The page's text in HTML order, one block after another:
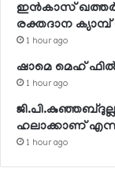
ഇന്‍കാസ് ഖത്തര്‍
രക്തദാന ക്യാമ്പ്
1 hour ago
ഷാമെ മെഹ്
1 hour ago
ഹലാക്കാണ്
1 hour ago